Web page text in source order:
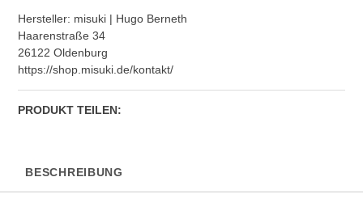
Hersteller: misuki | Hugo Berneth
Haarenstraße 34
26122 Oldenburg
https://shop.misuki.de/kontakt/
PRODUKT TEILEN:
BESCHREIBUNG